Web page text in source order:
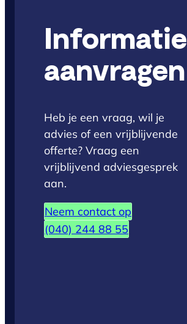
Informatie
aanvragen
Heb je een vraag, wil je
advies of een vrijblijvende
offerte? Vraag een
vrijblijvend adviesgesprek
aan.
Neem contact op
(040) 244 88 55